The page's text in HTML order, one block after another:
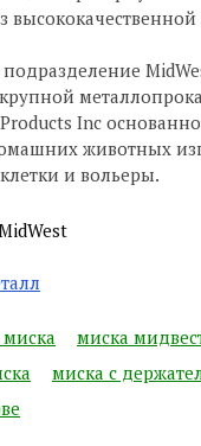
Inc
животных
и вольеры.
миска
миска с